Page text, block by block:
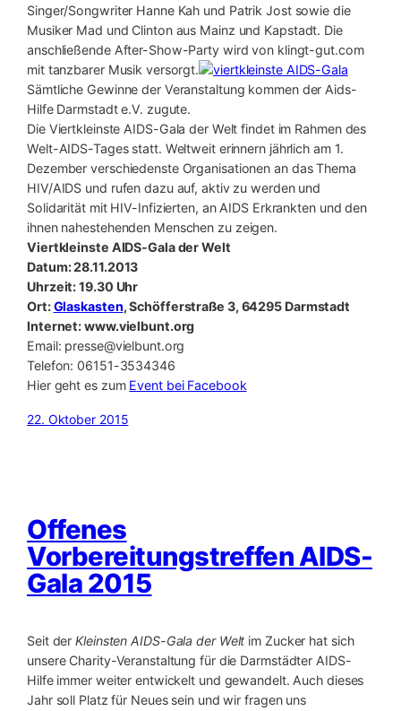
Singer/Songwriter Hanne Kah und Patrik Jost sowie die
Musiker Mad und Clinton aus Mainz und Kapstadt. Die
anschließende After-Show-Party wird von klingt-gut.com
mit tanzbarer Musik versorgt.
Sämtliche Gewinne der Veranstaltung kommen der Aids-
Hilfe Darmstadt e.V. zugute.
Die Viertkleinste AIDS-Gala der Welt findet im Rahmen des
Welt-AIDS-Tages statt. Weltweit erinnern jährlich am 1.
Dezember verschiedenste Organisationen an das Thema
HIV/AIDS und rufen dazu auf, aktiv zu werden und
Solidarität mit HIV-Infizierten, an AIDS Erkrankten und den
ihnen nahestehenden Menschen zu zeigen.
Viertkleinste AIDS-Gala der Welt
Datum: 28.11.2013
Uhrzeit: 19.30 Uhr
Ort:Glaskasten,Schöfferstraße 3, 64295 Darmstadt
Internet: www.vielbunt.org
Email: presse@vielbunt.org
Telefon: 06151-3534346
Hier geht es zum Event bei Facebook
22. Oktober 2015
Offenes
Vorbereitungstreffen AIDS-
Gala 2015
Seit derKleinsten AIDS-Gala der Welt im Zucker hat sich
unsere Charity-Veranstaltung für die Darmstädter AIDS-
Hilfe immer weiter entwickelt und gewandelt. Auch dieses
Jahr soll Platz für Neues sein und wir fragen uns